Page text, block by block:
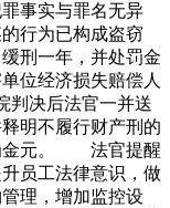
事实与罪名无异
行为已构成盗窃
刑一年，并处罚金
位经济损失赔偿人
决后法官一并送
明不履行财产刑的
金元。 法官提醒
员工法律意识，做
理，增加监控设